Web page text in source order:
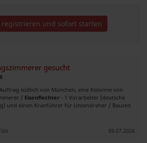
registrieren und sofort starten
gesucht
südlich von München, eine Kolonne von
/ Eisenflechter - 1 Vorarbeiter (deutsche
und einen Kranführer für Untendreher / Bauzeit
09.07.2026